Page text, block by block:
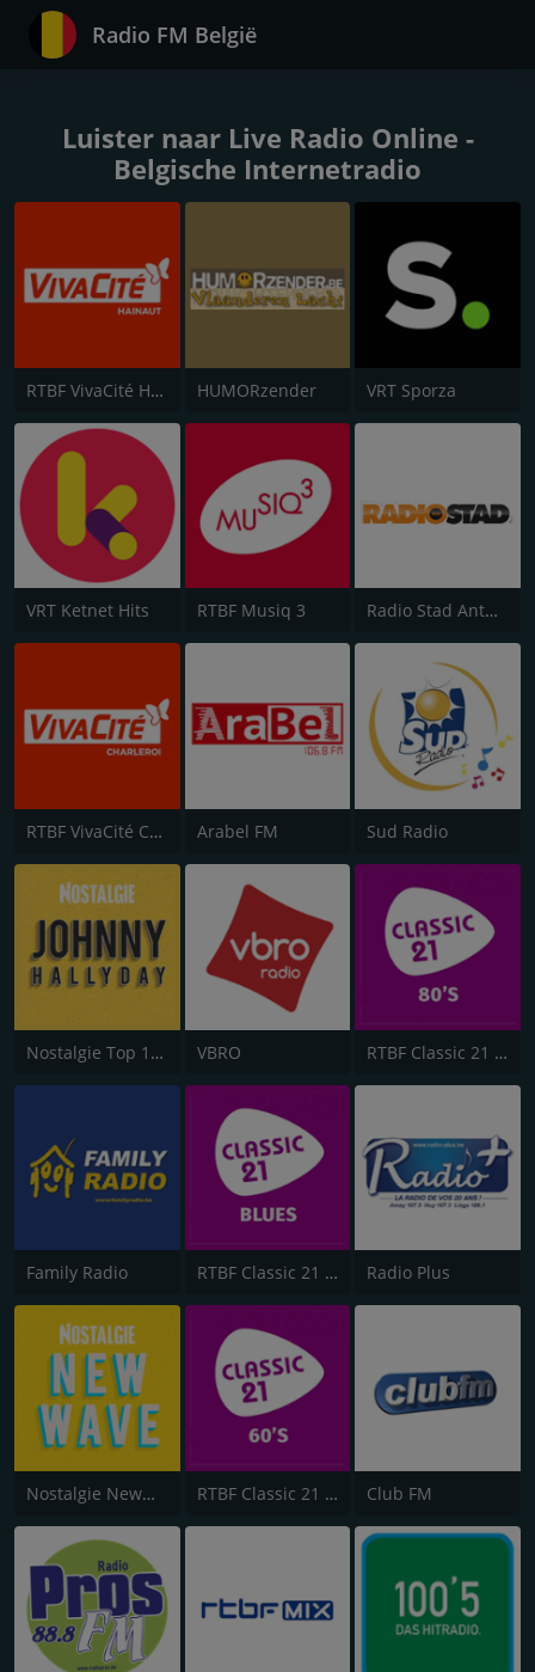
Radio FM België
Luister naar Live Radio Online -
Belgische Internetradio
RTBF VivaCité Hainaut HUMORzender VRT Sporza
VRT Ketnet Hits RTBF Musiq 3 Radio Stad Antwerpen
RTBF VivaCité Charleroi Arabel FM Sud Radio
Nostalgie Top 1000 VBRO RTBF Classic 21 80's
Family Radio RTBF Classic 21 Blues Radio Plus
Nostalgie NewWave RTBF Classic 21 60's Club FM